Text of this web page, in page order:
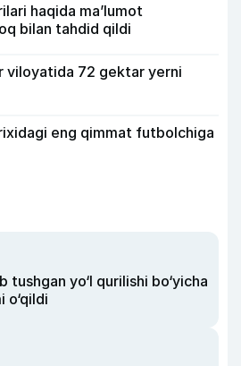
haqida ma’lumot
bilan tahdid qildi
viloyatida 72 gektar yerni
eng qimmat futbolchiga
tushgan yo‘l qurilishi bo‘yicha
o‘qildi